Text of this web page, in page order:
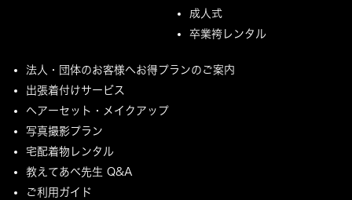
成人式
卒業袴レンタル
法人・団体のお客様へお得プランのご案内
出張着付けサービス
ヘアーセット・メイクアップ
写真撮影プラン
宅配着物レンタル
教えてあべ先生 Q&A
ご利用ガイド